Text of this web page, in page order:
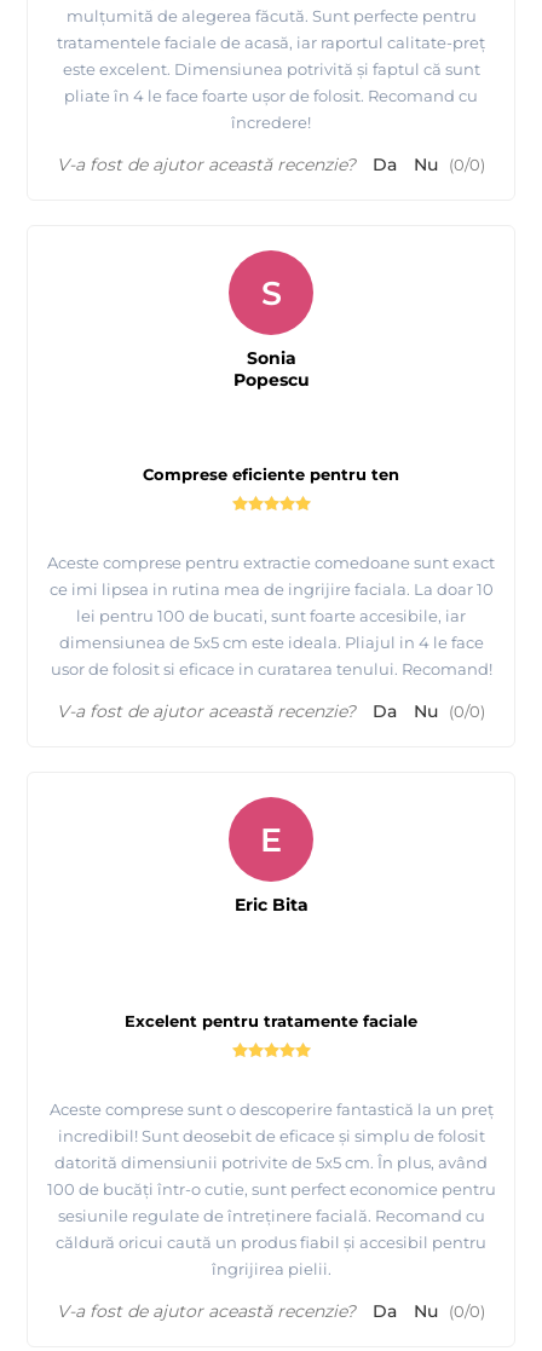
mulțumită de alegerea făcută. Sunt perfecte pentru
tratamentele faciale de acasă, iar raportul calitate-preț
este excelent. Dimensiunea potrivită și faptul că sunt
pliate în 4 le face foarte ușor de folosit. Recomand cu
încredere!
V-a fost de ajutor această recenzie? Da Nu (0/0)
Comprese eficiente pentru ten
Aceste comprese pentru extractie comedoane sunt exact
ce imi lipsea in rutina mea de ingrijire faciala. La doar 10
lei pentru 100 de bucati, sunt foarte accesibile, iar
dimensiunea de 5x5 cm este ideala. Pliajul in 4 le face
usor de folosit si eficace in curatarea tenului. Recomand!
S
Sonia
Popescu
V-a fost de ajutor această recenzie? Da Nu (0/0)
Excelent pentru tratamente faciale
Aceste comprese sunt o descoperire fantastică la un preț
incredibil! Sunt deosebit de eficace și simplu de folosit
datorită dimensiunii potrivite de 5x5 cm. În plus, având
100 de bucăți într-o cutie, sunt perfect economice pentru
sesiunile regulate de întreținere facială. Recomand cu
căldură oricui caută un produs fiabil și accesibil pentru
îngrijirea pielii.
E
Eric Bita
V-a fost de ajutor această recenzie? Da Nu (0/0)